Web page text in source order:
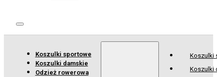
Koszulki sportowe
Koszulki damskie
Odzież rowerowa
Koszulki
Koszulki